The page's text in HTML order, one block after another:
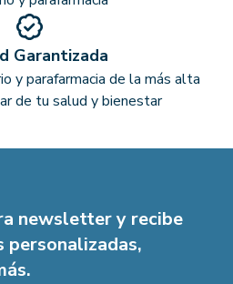
Garantizada
y parafarmacia de la más alta
de tu salud y bienestar
newsletter y recibe
personalizadas,